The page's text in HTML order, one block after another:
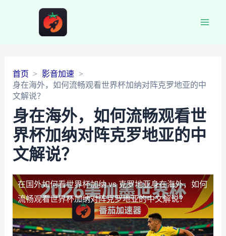
首页
影音加速
身在海外，如何流畅观看世界杯加纳对阵克罗地亚的中
文解说？
身在海外，如何流畅观看世
界杯加纳对阵克罗地亚的中
文解说？
在国外如何看世界杯加纳 vs 克罗地亚身在海外，如何
流畅观看世界杯加纳对阵克罗地亚的中文解说？